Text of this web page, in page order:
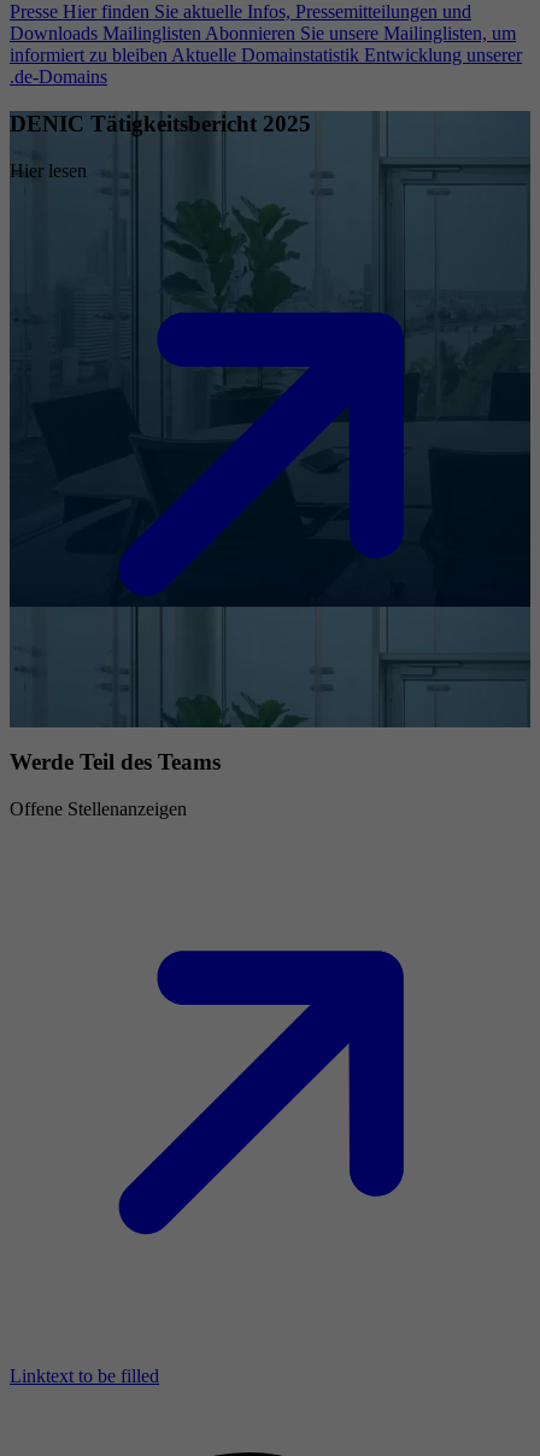
Presse Hier finden Sie aktuelle Infos, Pressemitteilungen und
Downloads Mailinglisten Abonnieren Sie unsere Mailinglisten, um
informiert zu bleiben Aktuelle Domainstatistik Entwicklung unserer
.de-Domains
DENIC Tätigkeitsbericht 2025
Hier lesen
Werde Teil des Teams
Offene Stellenanzeigen
Linktext to be filled